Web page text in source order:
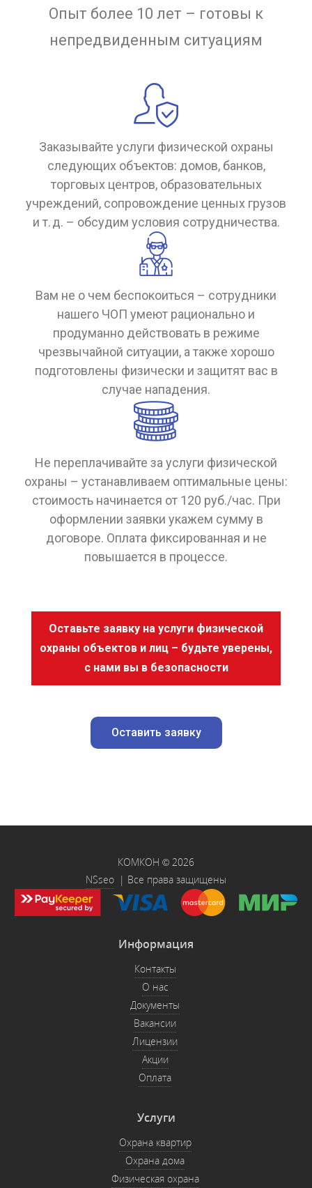
Опыт более 10 лет – готовы к
непредвиденным ситуациям
Заказывайте услуги физической охраны
следующих объектов: домов, банков,
торговых центров, образовательных
учреждений, сопровождение ценных грузов
и т. д. – обсудим условия сотрудничества.
Вам не о чем беспокоиться – сотрудники
нашего ЧОП умеют рационально и
продуманно действовать в режиме
чрезвычайной ситуации, а также хорошо
подготовлены физически и защитят вас в
случае нападения.
Не переплачивайте за услуги физической
охраны – устанавливаем оптимальные цены:
стоимость начинается от 120 руб./час. При
оформлении заявки укажем сумму в
договоре. Оплата фиксированная и не
повышается в процессе.
Оставьте заявку на услуги физической
охраны объектов и лиц – будьте уверены,
с нами вы в безопасности
Оставить заявку
КОМКОН © 2026
NSseo | Все права защищены
Информация
Контакты
О нас
Документы
Вакансии
Лицензии
Акции
Оплата
Услуги
Охрана квартир
Охрана дома
Физическая охрана